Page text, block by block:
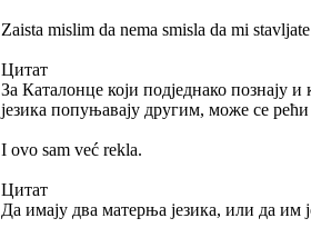
Zaista mislim da nema smisla da mi
Цитат
За Каталонце који подједнако познају
језика попуњавају другим, може се
I ovo sam već rekla.
Цитат
Да имају два матерња језика, или да им